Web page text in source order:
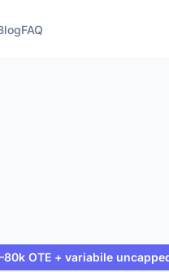
FAQ
OTE + variabile